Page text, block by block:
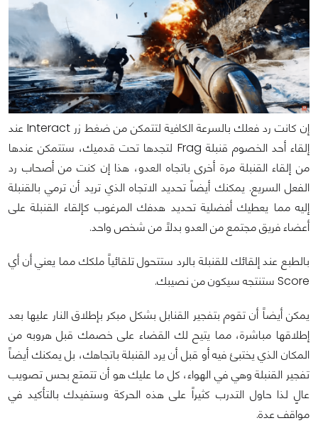
إن كانت رد فعلك بالسرعة الكافية لتتمكن من ضغط زر Interact عند
إلقاء أحد الخصوم قنبلة Frag لتجدها تحت قدميك، ستتمكن عندها
من إلقاء القنبلة مرة أخرى باتجاه العدو، هذا إن كنت من أصحاب رد
الفعل السريع. يمكنك أيضاً تحديد الاتجاه الذي تريد أن ترمي بالقنبلة
إليه مما يعطيك أفضلية تحديد هدفك المرغوب كإلقاء القنبلة على
أعضاء فريق مجتمع من العدو بدلاً من شخص واحد.
بالطبع عند إلقائك للقنبلة بالرد ستتحول تلقائياً ملكك مما يعني أن أي
Score ستنتجه سيكون من نصيبك.
يمكن أيضاً أن تقوم بتفجير القنابل بشكل مبكر بإطلاق النار عليها بعد
إطلاقها مباشرة، مما يتيح لك القضاء على خصمك قبل هروبه من
المكان الذي يختبئ فيه أو قبل أن يرد القنبلة باتجاهك، بل يمكنك أيضاً
تفجير القنبلة وهي في الهواء، كل ما عليك هو أن تتمتع بحس تصويب
عالٍ لذا حاول التدرب كثيراً على هذه الحركة وستفيدك بالتأكيد في
مواقف عدة.